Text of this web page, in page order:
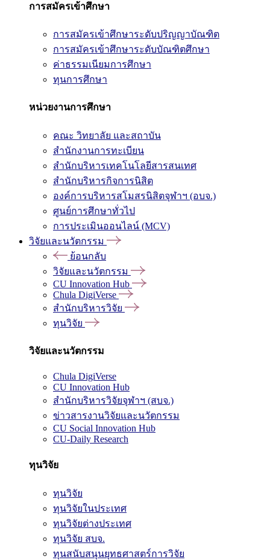
การสมัครเข้าศึกษา
การสมัครเข้าศึกษาระดับปริญญาบัณฑิต
การสมัครเข้าศึกษาระดับบัณฑิตศึกษา
ค่าธรรมเนียมการศึกษา
ทุนการศึกษา
หน่วยงานการศึกษา
คณะ วิทยาลัย และสถาบัน
สำนักงานการทะเบียน
สำนักบริหารเทคโนโลยีสารสนเทศ
สำนักบริหารกิจการนิสิต
องค์การบริหารสโมสรนิสิตจุฬาฯ (อบจ.)
ศูนย์การศึกษาทั่วไป
การประเมินออนไลน์ (MCV)
วิจัยและนวัตกรรม
ย้อนกลับ
วิจัยและนวัตกรรม
CU Innovation Hub
Chula DigiVerse
สำนักบริหารวิจัย
ทุนวิจัย
วิจัยและนวัตกรรม
Chula DigiVerse
CU Innovation Hub
สำนักบริหารวิจัยจุฬาฯ (สบจ.)
ข่าวสารงานวิจัยและนวัตกรรม
CU Social Innovation Hub
CU-Daily Research
ทุนวิจัย
ทุนวิจัย
ทุนวิจัยในประเทศ
ทุนวิจัยต่างประเทศ
ทุนวิจัย สบจ.
ทุนสนับสนุนยุทธศาสตร์การวิจัย